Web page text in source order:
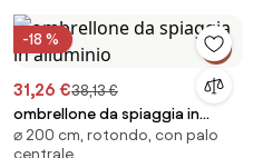
-18 %
31,26 €38,13 €
ombrellone da spiaggia in
alluminio
⌀ 200 cm, rotondo, con palo
centrale